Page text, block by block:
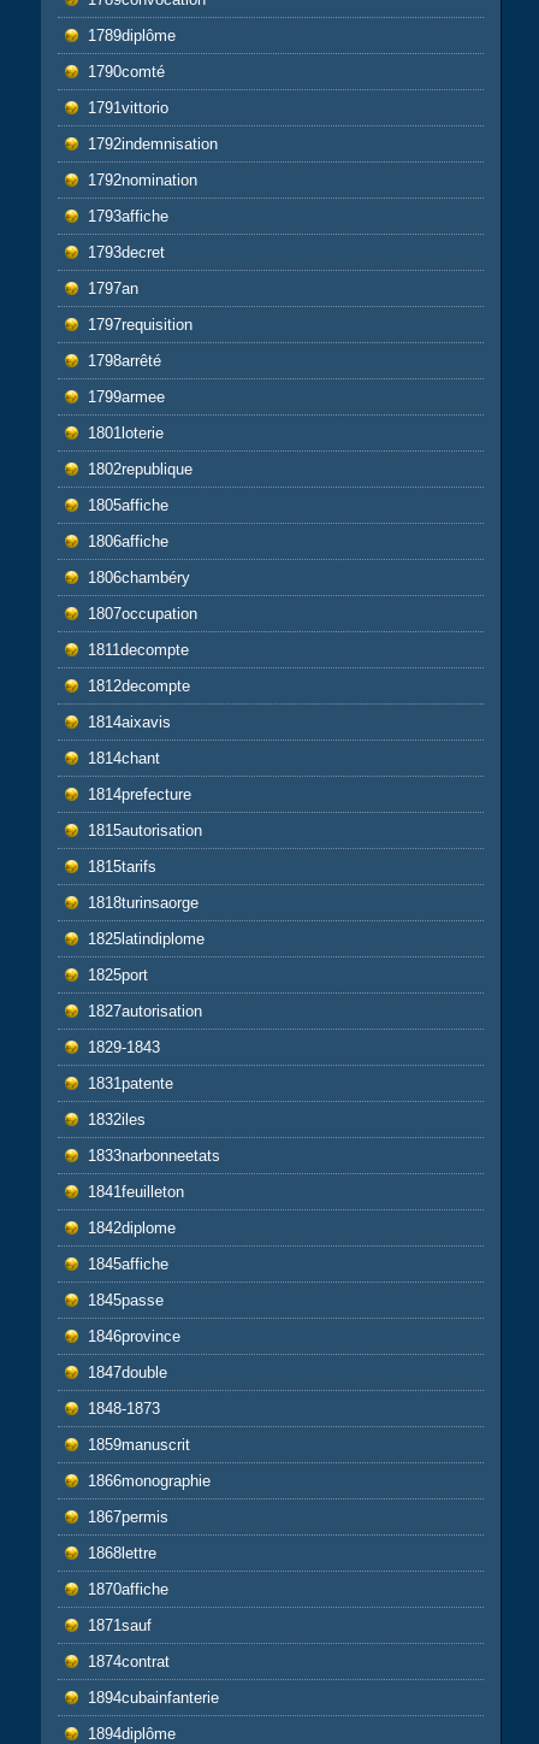
1789diplôme
1790comté
1791vittorio
1792indemnisation
1792nomination
1793affiche
1793decret
1797an
1797requisition
1798arrêté
1799armee
1801loterie
1802republique
1805affiche
1806affiche
1806chambéry
1807occupation
1811decompte
1812decompte
1814aixavis
1814chant
1814prefecture
1815autorisation
1815tarifs
1818turinsaorge
1825latindiplome
1825port
1827autorisation
1829-1843
1831patente
1832iles
1833narbonneetats
1841feuilleton
1842diplome
1845affiche
1845passe
1846province
1847double
1848-1873
1859manuscrit
1866monographie
1867permis
1868lettre
1870affiche
1871sauf
1874contrat
1894cubainfanterie
1894diplôme